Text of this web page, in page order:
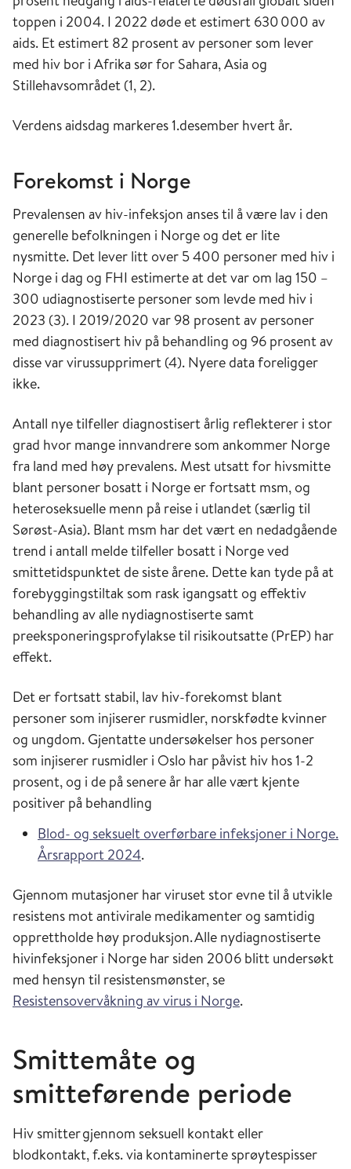
med seks andre departementer, lanserte i 2009
en nasjonal hivstrategi. Strategiens visjon var at
samfunnet skulle akseptere og mestre hiv på en
måte som både begrenser antallet av nye
hivtilfeller, samtidig som personer som lever
strategiplanen ble i 2016 erstattet med en ny,
arbeidet på hivfeltet og for å forebygge
uønskede svangerskap og abort. En ny nasjonal
strategi for seksuell helse ble utgitt i 2025.
Aksept og mestring. Nasjonal hivstrategi
2009-2014
(Helse- og omsorgsdepartementet, 2009)
Snakk om det! Strategi for seksuell helse
2017–2022
(Helse- og omsorgsdepartementet, 2016)
Strategi for seksuell helse
(Helse- og omsorgsdepartementet, 2025)
toppen i 2004. I 2022 døde et estimert 630 000 av
aids. Et estimert 82 prosent av personer som lever
med hiv bor i Afrika sør for Sahara, Asia og
Stillehavsområdet (1, 2).
Verdens aidsdag markeres 1.desember hvert år.
Forekomst i Norge
Prevalensen av hiv-infeksjon anses til å være lav i den
generelle befolkningen i Norge og det er lite
nysmitte. Det lever litt over 5 400 personer med hiv i
Norge i dag og FHI estimerte at det var om lag 150 –
300 udiagnostiserte personer som levde med hiv i
2023 (3). I 2019/2020 var 98 prosent av personer
med diagnostisert hiv på behandling og 96 prosent av
disse var virussupprimert (4). Nyere data foreligger
ikke.
Antall nye tilfeller diagnostisert årlig reflekterer i stor
grad hvor mange innvandrere som ankommer Norge
fra land med høy prevalens. Mest utsatt for hivsmitte
blant personer bosatt i Norge er fortsatt msm, og
heteroseksuelle menn på reise i utlandet (særlig til
Sørøst-Asia). Blant msm har det vært en nedadgående
trend i antall melde tilfeller bosatt i Norge ved
smittetidspunktet de siste årene. Dette kan tyde på at
forebyggingstiltak som rask igangsatt og effektiv
behandling av alle nydiagnostiserte samt
preeksponeringsprofylakse til risikoutsatte (PrEP) har
effekt.
Det er fortsatt stabil, lav hiv-forekomst blant
personer som injiserer rusmidler, norskfødte kvinner
og ungdom. Gjentatte undersøkelser hos personer
som injiserer rusmidler i Oslo har påvist hiv hos 1-2
prosent, og i de på senere år har alle vært kjente
positiver på behandling
Blod- og seksuelt overførbare infeksjoner i Norge.
Årsrapport 2024.
Gjennom mutasjoner har viruset stor evne til å utvikle
resistens mot antivirale medikamenter og samtidig
opprettholde høy produksjon. Alle nydiagnostiserte
hivinfeksjoner i Norge har siden 2006 blitt undersøkt
med hensyn til resistensmønster, se
Resistensovervåkning av virus i Norge.
Smittemåte og
smitteførende periode
Hiv smitter gjennom seksuell kontakt eller
blodkontakt, f.eks. via kontaminerte sprøytespisser